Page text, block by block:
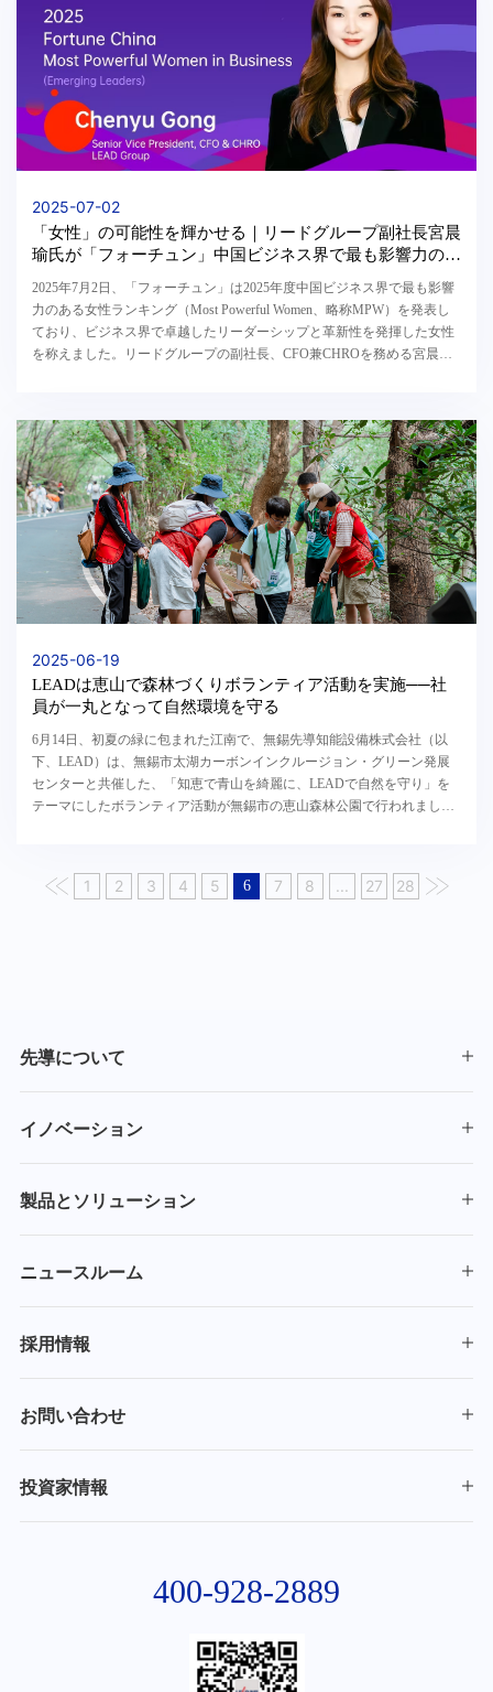
2025-07-02
「女性」の可能性を輝かせる｜リードグループ副社長宮晨
瑜氏が「フォーチュン」中国ビジネス界で最も影響力のあ
2025年7月2日、「フォーチュン」は2025年度中国ビジネス界で最も影響
力のある女性ランキング（Most Powerful Women、略称MPW）を発表し
ており、ビジネス界で卓越したリーダーシップと革新性を発揮した女性
を称えました。リードグループの副社長、CFO兼CHROを務める宮晨瑜
2025-06-19
LEADは恵山で森林づくりボランティア活動を実施──社
員が一丸となって自然環境を守る
6月14日、初夏の緑に包まれた江南で、無錫先導知能設備株式会社（以
下、LEAD）は、無錫市太湖カーボンインクルージョン・グリーン発展
センターと共催した、「知恵で青山を綺麗に、LEADで自然を守り」を
テーマにしたボランティア活動が無錫市の恵山森林公園で行われまし
1 2 3 4 5 6 7 8 ... 27 28
先導について
イノベーション
製品とソリューション
ニュースルーム
採用情報
お問い合わせ
投資家情報
400-928-2889